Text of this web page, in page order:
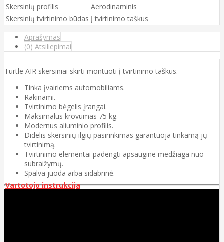
Skersinių profilis
Aerodinaminis
Skersinių tvirtinimo būdas Į tvirtinimo taškus
Aprašymas
(0) Atsiliepimai
Turtle AIR skersiniai skirti montuoti į tvirtinimo taškus.
Tinka įvairiems automobiliams.
Rakinami.
Tvirtinimo bėgelis įrangai.
Maksimalus krovumas 75 kg.
Modernus aliuminio profilis.
Didelis skersinių ilgių pasirinkimas garantuoja tinkamą jų
tvirtinimą.
Tvirtinimo elementai padengti apsaugine medžiaga nuo
subraižymų.
Spalva juoda arba sidabrinė.
Vartotojo instrukcija